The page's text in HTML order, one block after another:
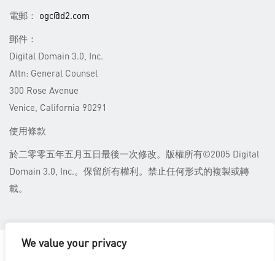
We value your privacy
電郵： ogc@d2.com
郵件：
Digital Domain 3.0, Inc.
Attn: General Counsel
300 Rose Avenue
Venice, California 90291
使用條款
於二零零五年五月五日最後一次修改。版權所有©2005 Digital
Domain 3.0, Inc.。保留所有權利。禁止任何形式的複製或轉
載。